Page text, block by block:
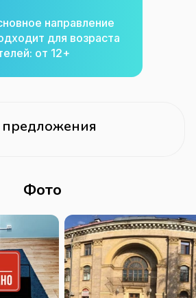
направление
для возраста
от 12+
Фото